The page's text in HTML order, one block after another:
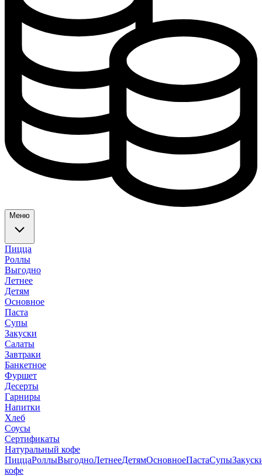
Меню
Пицца
Роллы
Выгодно
Летнее
Детям
Основное
Паста
Супы
Закуски
Салаты
Завтраки
Банкетное
Фуршет
Десерты
Гарниры
Напитки
Хлеб
Соусы
Сертификаты
Натуральный кофе
ПиццаРоллыВыгодноЛетнееДетямОсновноеПастаСупы
кофе